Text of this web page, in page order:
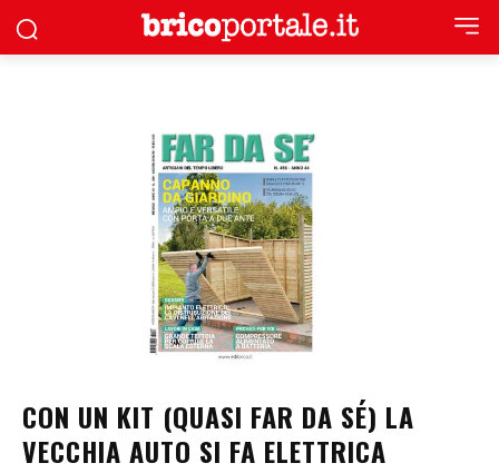
CON UN KIT (QUASI FAR DA SÉ) LA
VECCHIA AUTO SI FA ELETTRICA